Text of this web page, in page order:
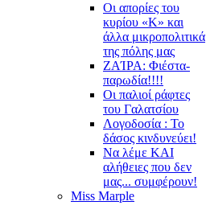
Οι απορίες του
κυρίου «Κ» και
άλλα μικροπολιτικά
της πόλης μας
ZAΊΡΑ: Φιέστα-
παρωδία!!!!
Οι παλιοί ράφτες
του Γαλατσίου
Λογοδοσία : Το
δάσος κινδυνεύει!
Να λέμε ΚΑΙ
αλήθειες που δεν
μας... συμφέρουν!
Miss Marple